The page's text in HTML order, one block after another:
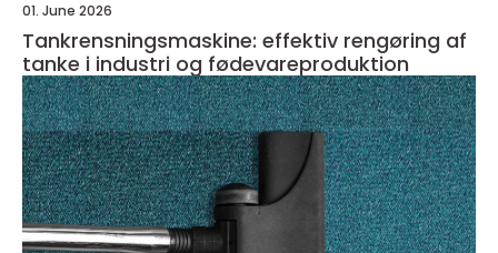
01. June 2026
Tankrensningsmaskine: effektiv rengøring af
tanke i industri og fødevareproduktion